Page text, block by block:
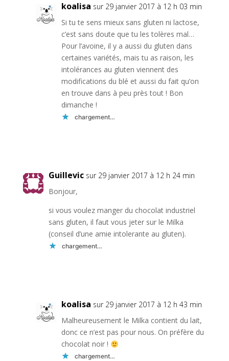
koalisa sur 29 janvier 2017 à 12 h 03 min
Si tu te sens mieux sans gluten ni lactose,
c’est sans doute que tu les tolères mal…
Pour l’avoine, il y a aussi du gluten dans
certaines variétés, mais tu as raison, les
intolérances au gluten viennent des
modifications du blé et aussi du fait qu’on
en trouve dans à peu près tout ! Bon
dimanche !
chargement…
Guillevic sur 29 janvier 2017 à 12 h 24 min
Bonjour,
si vous voulez manger du chocolat industriel
sans gluten, il faut vous jeter sur le Milka
(conseil d’une amie intolerante au gluten).
chargement…
koalisa sur 29 janvier 2017 à 12 h 43 min
Malheureusement le Milka contient du lait,
donc ce n’est pas pour nous. On préfère du
chocolat noir !
chargement…